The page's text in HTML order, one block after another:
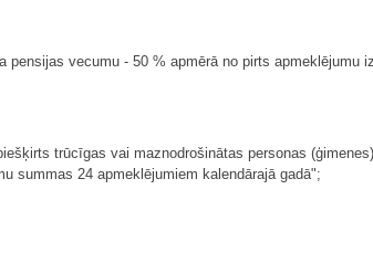
vecumu - 50 % apmērā no pirts apmeklējumu
trūcīgas vai maznodrošinātas personas
summas 24 apmeklējumiem kalendārajā gadā";